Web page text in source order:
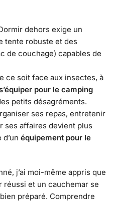
dehors exige un
tente robuste et des
de couchage) capables de
ce soit face aux insectes, à
pour le camping
petits désagréments.
ses repas, entretenir
ses affaires devient plus
équipement pour le
j’ai moi-même appris que
et un cauchemar se
préparé. Comprendre